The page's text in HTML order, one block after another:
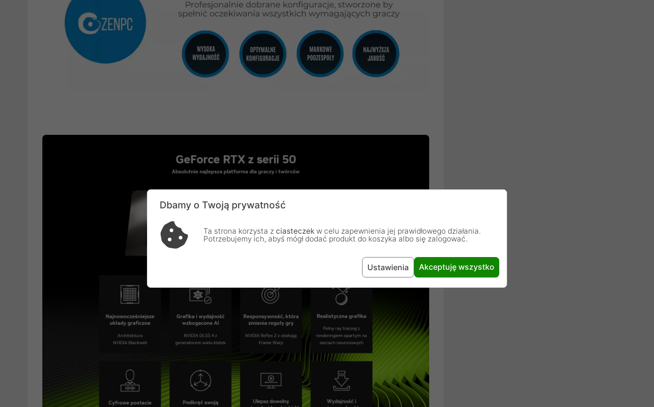
Dbamy o Twoją prywatność
Ta strona korzysta z ciasteczek w celu zapewnienia jej prawidłowego działania.
Potrzebujemy ich, abyś mógł dodać produkt do koszyka albo się zalogować.
Ustawienia Akceptuję wszystko